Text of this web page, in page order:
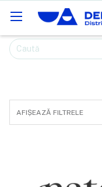
Caută
AFIȘEAZĂ FILTRELE